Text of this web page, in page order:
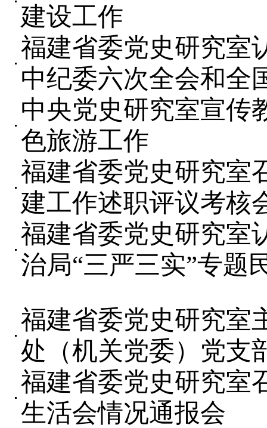
建设工作
福建省委党史研究室
中纪委六次全会和全
中央党史研究室宣传
色旅游工作
福建省委党史研究室
建工作述职评议考核
福建省委党史研究室
治局“三严三实”专题
福建省委党史研究室
处（机关党委）党支
福建省委党史研究室
生活会情况通报会